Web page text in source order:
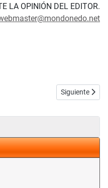
LA OPINIÓN DEL EDITOR.
Artículo
Siguiente